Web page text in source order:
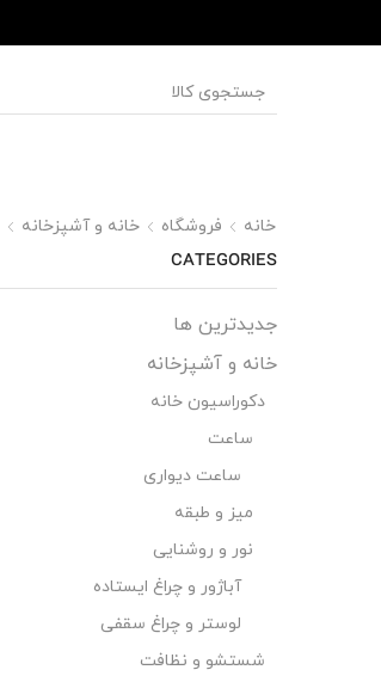
خانه فروشگاه خانه و آشپزخانه
CATEGORIES
جدیدترین ها
خانه و آشپزخانه
دکوراسیون خانه
ساعت
ساعت دیواری
میز و طبقه
نور و روشنایی
آباژور و چراغ ایستاده
لوستر و چراغ سقفی
شستشو و نظافت